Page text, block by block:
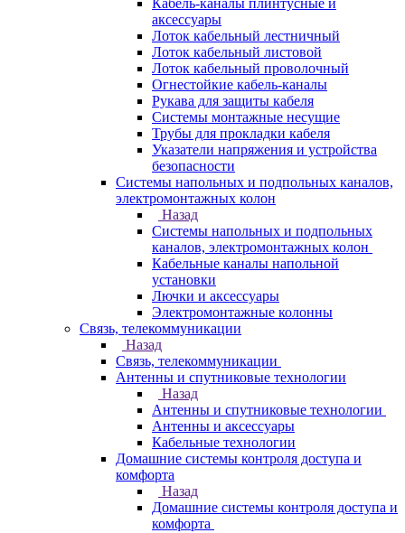
Кабель-каналы плинтусные и
аксессуары
Лоток кабельный лестничный
Лоток кабельный листовой
Лоток кабельный проволочный
Огнестойкие кабель-каналы
Рукава для защиты кабеля
Системы монтажные несущие
Трубы для прокладки кабеля
Указатели напряжения и устройства
безопасности
Системы напольных и подпольных каналов,
электромонтажных колон
Назад
Системы напольных и подпольных
каналов, электромонтажных колон
Кабельные каналы напольной
установки
Лючки и аксессуары
Электромонтажные колонны
Связь, телекоммуникации
Назад
Связь, телекоммуникации
Антенны и спутниковые технологии
Назад
Антенны и спутниковые технологии
Антенны и аксессуары
Кабельные технологии
Домашние системы контроля доступа и
комфорта
Назад
Домашние системы контроля доступа и
комфорта